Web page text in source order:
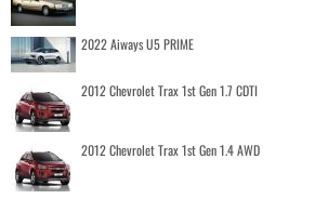
2022 Aiways U5 PRIME
2012 Chevrolet Trax 1st Gen 1.7 CDTI
2012 Chevrolet Trax 1st Gen 1.4 AWD